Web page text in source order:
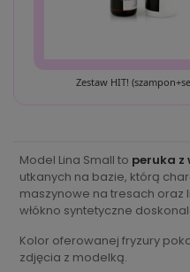
Zestaw HIT!
Model Lina Small to peruka z
utkanych na bazie, którą
maszynowe na tresach oraz
włókno syntetyczne
Kolor oferowanej fryzury
zdjęcia z modelką.